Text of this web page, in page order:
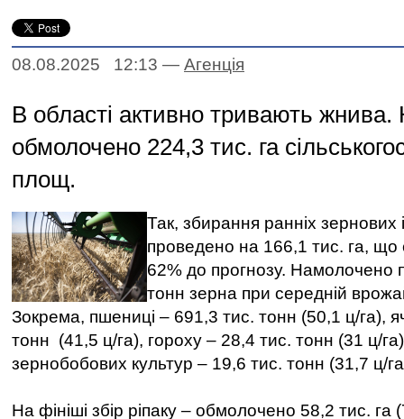
08.08.2025 12:13 — Агенцiя
В області активно тривають жнива.
обмолочено 224,3 тис. га
площ.
Так, збирання ранніх зернових
проведено на 166,1 тис. га, що
62% до прогнозу. Намолочено
тонн зерна при середній
Зокрема, пшениці – 691,3 тис. тонн (50,1 ц/га),
тонн (41,5 ц/га), гороху – 28,4 тис. тонн (31 ц/
зернобобових культур – 19,6 тис. тонн (31,7 ц/
На фініші збір ріпаку – обмолочено 58,2 тис. га